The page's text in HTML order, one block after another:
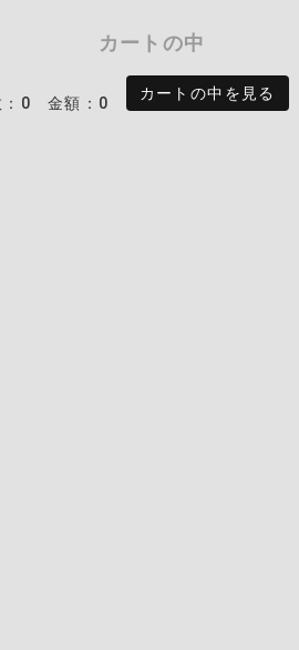
カートの中
：0 金額：0
カートの中を見る